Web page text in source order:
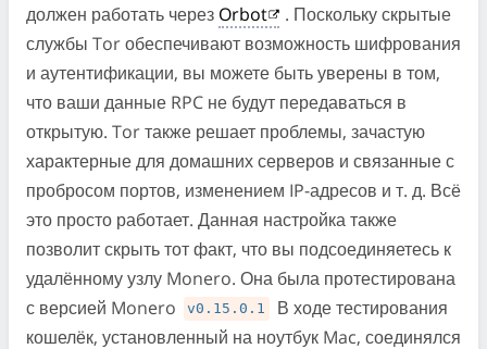
должен работать через Orbot
. Поскольку скрытые
службы Tor обеспечивают возможность шифрования
и аутентификации, вы можете быть уверены в том,
что ваши данные RPC не будут передаваться в
открытую. Tor также решает проблемы, зачастую
характерные для домашних серверов и связанные с
пробросом портов, изменением IP-адресов и т. д. Всё
это просто работает. Данная настройка также
позволит скрыть тот факт, что вы подсоединяетесь к
удалённому узлу Monero. Она была протестирована
с версией Monero
v0.15.0.1
В ходе тестирования
кошелёк, установленный на ноутбук Mac, соединялся